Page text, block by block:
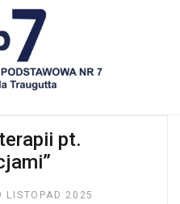
pt.
LISTOPAD 2025